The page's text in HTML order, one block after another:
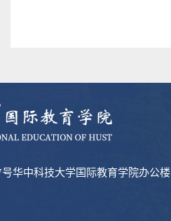
中科技大学国际教育学院办公楼